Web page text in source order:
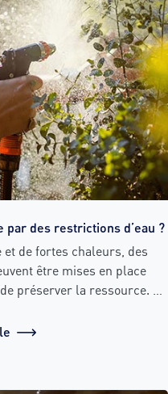
des restrictions d’eau ?
et de fortes chaleurs, des
être mises en place
préserver la ressource.
dans votre commune.